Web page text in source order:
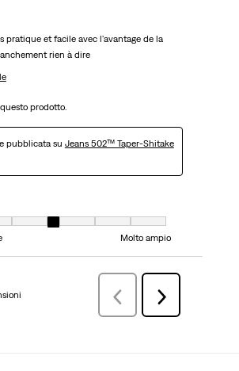
pratique et facile avec l'avantage de la
rien à dire
prodotto.
pubblicata su Jeans 502™ Taper-Shitake
1 è uguale a Molto aderente e 7 è uguale a Molto
Molto ampio
Precedenterecensioni
Successiva
recensioni